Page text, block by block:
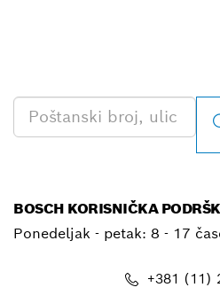
BOSCH KORISNIČKA
Ponedeljak - petak: 8 - 17
+381 (11)